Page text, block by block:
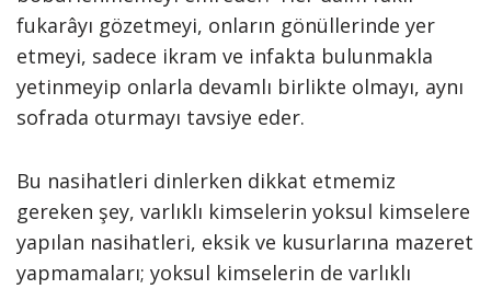
fukarâyı gözetmeyi, onların gönüllerinde yer
etmeyi, sadece ikram ve infakta bulunmakla
yetinmeyip onlarla devamlı birlikte olmayı, aynı
sofrada oturmayı tavsiye eder.
Bu nasihatleri dinlerken dikkat etmemiz
gereken şey, varlıklı kimselerin yoksul kimselere
yapılan nasihatleri, eksik ve kusurlarına mazeret
yapmamaları; yoksul kimselerin de varlıklı